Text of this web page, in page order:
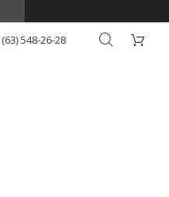
548-26-28